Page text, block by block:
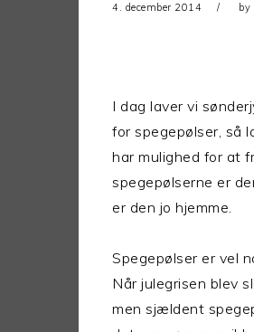
4. december 2014 by
I dag laver vi
for spegepølser, så
har mulighed for at
spegepølserne er
er den jo hjemme.
Spegepølser er vel
Når julegrisen blev
men sjældent